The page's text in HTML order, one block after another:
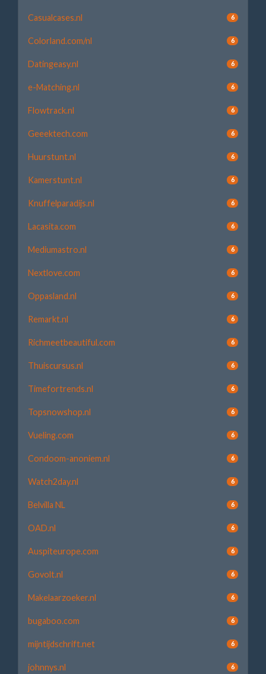
Casualcases.nl 6
Colorland.com/nl 6
Datingeasy.nl 6
e-Matching.nl 6
Flowtrack.nl 6
Geeektech.com 6
Huurstunt.nl 6
Kamerstunt.nl 6
Knuffelparadijs.nl 6
Lacasita.com 6
Mediumastro.nl 6
Nextlove.com 6
Oppasland.nl 6
Remarkt.nl 6
Richmeetbeautiful.com 6
Thuiscursus.nl 6
Timefortrends.nl 6
Topsnowshop.nl 6
Vueling.com 6
Condoom-anoniem.nl 6
Watch2day.nl 6
Belvilla NL 6
OAD.nl 6
Auspiteurope.com 6
Govolt.nl 6
Makelaarzoeker.nl 6
bugaboo.com 6
mijntijdschrift.net 6
johnnys.nl 6